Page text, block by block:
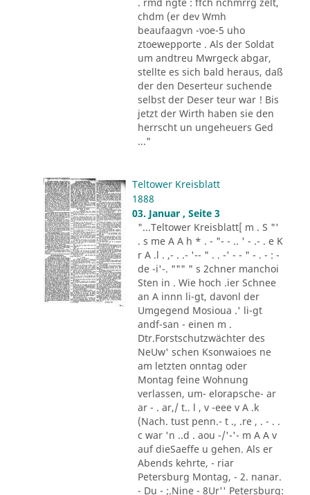
chdm (er dev Wmh
beaufaagvn -voe-5 uho
ztoewepporte . Als der Soldat
um andtreu Mwrgeck abgar,
stellte es sich bald heraus, daß
der den Deserteur suchende
selbst der Deser teur war ! Bis
jetzt der Wirth haben sie den
herrscht un ungeheuers Ged
..."
Teltower Kreisblatt
1888
03. Januar , Seite 3
"...Teltower Kreisblatt[ m . S "'
. s me A A h * . - "- - .. ' - .- . e K
r A .l . ,- . .- '-- " . . -' - - " - . - : -
de -i'-. """ " s 2chner manchoi
Sten in . Wie hoch .ier Schnee
an A innn li-gt, davonl der
Umgegend Mosioua .' li-gt
andf-san - einen m .
Dtr.Forstschutzwächter des
NeUw' schen Ksonwaioes ne
am letzten onntag oder
Montag feine Wohnung
verlassen, um- elorapsche- ar
ar - . ar,/ t.. l , v -eee v A .k
(Nach. tust penn.- t ., .re , . - . .
c war 'n ..d . aou -/'-'- m A A v
auf dieSaeffe u gehen. Als er
Abends kehrte, - riar
Petersburg Montag, - 2. nanar.
- Du - ;.Nine - 8Ur'' Petersburg: